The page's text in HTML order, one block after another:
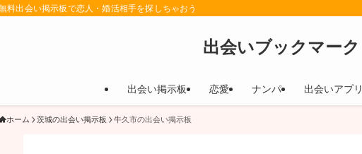
料出会い掲示板で恋人・婚活相手を探しちゃおう
出会いブックマーク
出会い掲示板 恋愛 ナンパ 出会いアプリ
ホーム 茨城の出会い掲示板 牛久市の出会い掲示板